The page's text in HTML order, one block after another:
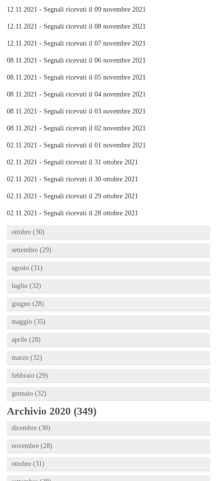
12.11.2021 - Segnali ricevuti il 09 novembre 2021
12.11.2021 - Segnali ricevuti il 08 novembre 2021
12.11.2021 - Segnali ricevuti il 07 novembre 2021
08.11.2021 - Segnali ricevuti il 06 novembre 2021
08.11.2021 - Segnali ricevuti il 05 novembre 2021
08.11.2021 - Segnali ricevuti il 04 novembre 2021
08.11.2021 - Segnali ricevuti il 03 novembre 2021
08.11.2021 - Segnali ricevuti il 02 novembre 2021
02.11.2021 - Segnali ricevuti il 01 novembre 2021
02.11.2021 - Segnali ricevuti il 31 ottobre 2021
02.11.2021 - Segnali ricevuti il 30 ottobre 2021
02.11.2021 - Segnali ricevuti il 29 ottobre 2021
02.11.2021 - Segnali ricevuti il 28 ottobre 2021
ottobre (30)
settembre (29)
agosto (31)
luglio (32)
giugno (28)
maggio (35)
aprile (28)
marzo (32)
febbraio (29)
gennaio (32)
Archivio 2020 (349)
dicembre (30)
novembre (28)
ottobre (31)